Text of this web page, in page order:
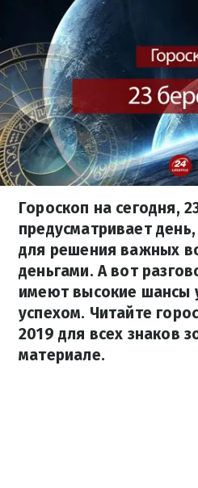
Гороскоп на сегодня,
предусматривает
для решения важных
деньгами. А вот
имеют высокие шансы
успехом. Читайте
2019 для всех знаков
материале.